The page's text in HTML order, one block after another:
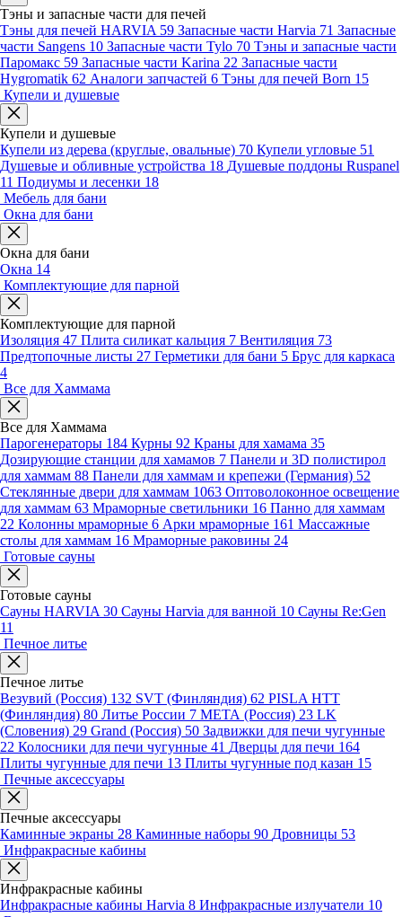
Тэны и запасные части для печей
Тэны для печей HARVIA 59 Запасные части Harvia 71 Запасные
части Sangens 10 Запасные части Tylo 70 Тэны и запасные части
Паромакс 59 Запасные части Karina 22 Запасные части
Hygromatik 62 Аналоги запчастей 6 Тэны для печей Born 15
Купели и душевые
Купели и душевые
Купели из дерева (круглые, овальные) 70 Купели угловые 51
Душевые и обливные устройства 18 Душевые поддоны Ruspanel
11 Подиумы и лесенки 18
Мебель для бани
Окна для бани
Окна для бани
Окна 14
Комплектующие для парной
Комплектующие для парной
Изоляция 47 Плита силикат кальция 7 Вентиляция 73
Предтопочные листы 27 Герметики для бани 5 Брус для каркаса
4
Все для Хаммама
Все для Хаммама
Парогенераторы 184 Курны 92 Краны для хамама 35
Дозирующие станции для хамамов 7 Панели и 3D полистирол
для хаммам 88 Панели для хаммам и крепежи (Германия) 52
Стеклянные двери для хаммам 1063 Оптоволоконное освещение
для хаммам 63 Мраморные светильники 16 Панно для хаммам
22 Колонны мраморные 6 Арки мраморные 161 Массажные
столы для хаммам 16 Мраморные раковины 24
Готовые сауны
Готовые сауны
Сауны HARVIA 30 Сауны Harvia для ванной 10 Сауны Re:Gen
11
Печное литье
Печное литье
Везувий (Россия) 132 SVT (Финляндия) 62 PISLA HTT
(Финляндия) 80 Литье России 7 МЕТА (Россия) 23 LK
(Словения) 29 Grand (Россия) 50 Задвижки для печи чугунные
22 Колосники для печи чугунные 41 Дверцы для печи 164
Плиты чугунные для печи 13 Плиты чугунные под казан 15
Печные аксессуары
Печные аксессуары
Каминные экраны 28 Каминные наборы 90 Дровницы 53
Инфракрасные кабины
Инфракрасные кабины
Инфракрасные кабины Harvia 8 Инфракрасные излучатели 10